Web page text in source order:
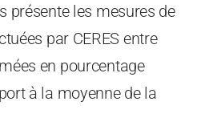
présente les mesures de
par CERES entre
en pourcentage
à la moyenne de la